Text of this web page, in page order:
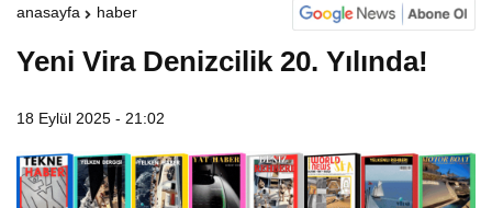
anasayfa haber
Yeni Vira Denizcilik 20. Yılında!
18 Eylül 2025 - 21:02